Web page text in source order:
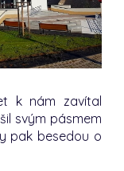
k nám zavítal
svým pásmem
pak besedou o